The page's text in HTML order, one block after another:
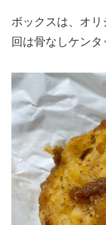
ボックスは、オ
回は骨なしケンタ